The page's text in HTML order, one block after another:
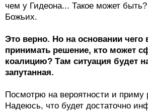
чем у Гидеона... Такое может
Божьих.
Это верно. Но на основании чего
принимать решение, кто может
коалицию? Там ситуация будет
запутанная.
Посмотрю на вероятности и приму
Надеюсь, что будет достаточно